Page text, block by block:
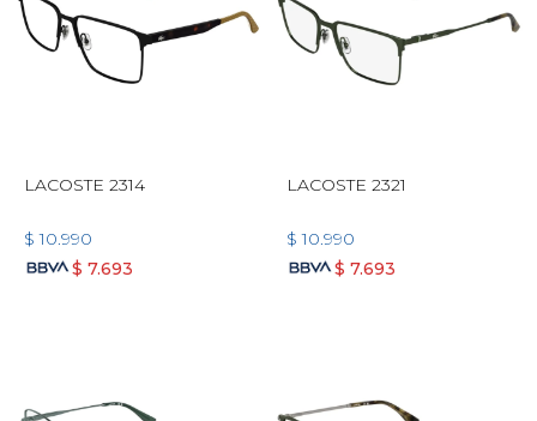
LACOSTE 2314
$ 10.990
$ 7.693
LACOSTE 2321
$ 10.990
$ 7.693